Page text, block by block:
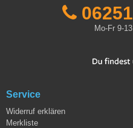
Mo-Fr 9-
Service
Widerruf erklären
Merkliste